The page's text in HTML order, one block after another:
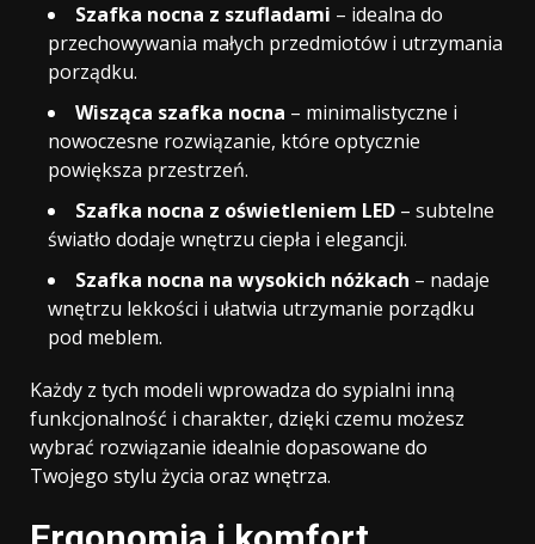
Szafka nocna z szufladami – idealna do
przechowywania małych przedmiotów i utrzymania
porządku.
Wisząca szafka nocna – minimalistyczne i
nowoczesne rozwiązanie, które optycznie
powiększa przestrzeń.
Szafka nocna z oświetleniem LED – subtelne
światło dodaje wnętrzu ciepła i elegancji.
Szafka nocna na wysokich nóżkach – nadaje
wnętrzu lekkości i ułatwia utrzymanie porządku
pod meblem.
Każdy z tych modeli wprowadza do sypialni inną
funkcjonalność i charakter, dzięki czemu możesz
wybrać rozwiązanie idealnie dopasowane do
Twojego stylu życia oraz wnętrza.